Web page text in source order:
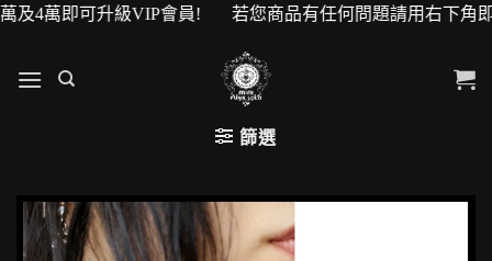
即可升級VIP會員! 若您商品有任何問題請用右下角即時
篩選